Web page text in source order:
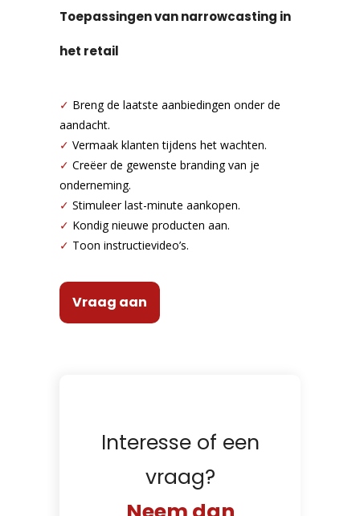
Toepassingen van narrowcasting in
het retail
✓ Breng de laatste aanbiedingen onder de
aandacht.
✓ Vermaak klanten tijdens het wachten.
✓ Creëer de gewenste branding van je
onderneming.
✓ Stimuleer last-minute aankopen.
✓ Kondig nieuwe producten aan.
✓ Toon instructievideo’s.
Vraag aan
Interesse of een
vraag?